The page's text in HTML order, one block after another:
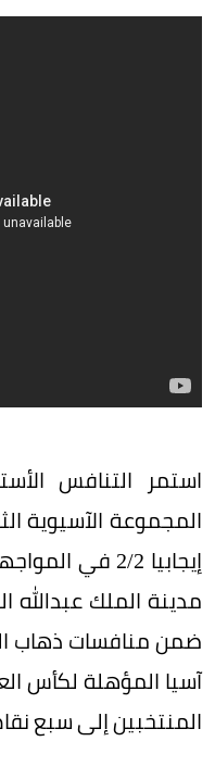
استمر التنافس
المجموعة الآسيوية
إيجابيا 2/2
مدينة الملك
ضمن منافسات ذهاب
المنتخبين إلى سبع